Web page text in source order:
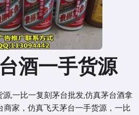
酒一手货源
,一比一复刻茅台批发,仿真茅台酒拿
商家，仿真飞天茅台一手货源，一比